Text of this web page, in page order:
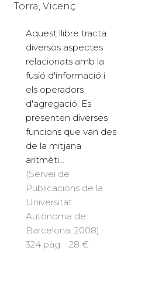
Torra, Vicenç
Aquest llibre tracta
diversos aspectes
relacionats amb la
fusió d'informació i
els operadors
d'agregació. Es
presenten diverses
funcions que van des
de la mitjana
aritmèti...
(Servei de
Publicacions de la
Universitat
Autònoma de
Barcelona, 2008) ·
324 pàg. · 28 €